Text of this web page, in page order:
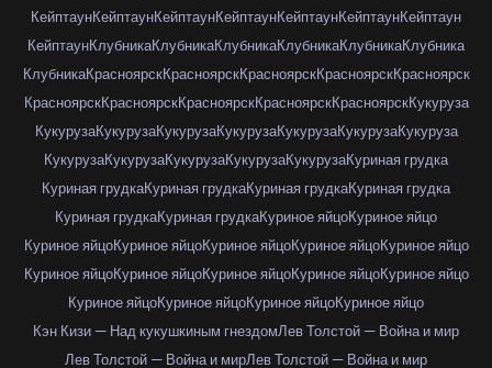
КейптаунКейптаунКейптаунКейптаунКейптаунКейптаунКейптаун
КейптаунКлубникаКлубникаКлубникаКлубникаКлубникаКлубника
КлубникаКрасноярскКрасноярскКрасноярскКрасноярскКрасноярск
КрасноярскКрасноярскКрасноярскКрасноярскКрасноярскКукуруза
КукурузаКукурузаКукурузаКукурузаКукурузаКукурузаКукуруза
КукурузаКукурузаКукурузаКукурузаКукурузаКуриная грудка
Куриная грудкаКуриная грудкаКуриная грудкаКуриная грудка
Куриная грудкаКуриная грудкаКуриное яйцоКуриное яйцо
Куриное яйцоКуриное яйцоКуриное яйцоКуриное яйцоКуриное яйцо
Куриное яйцоКуриное яйцоКуриное яйцоКуриное яйцоКуриное яйцо
Куриное яйцоКуриное яйцоКуриное яйцоКуриное яйцо
Кэн Кизи — Над кукушкиным гнездомЛев Толстой — Война и мир
Лев Толстой — Война и мирЛев Толстой — Война и мир